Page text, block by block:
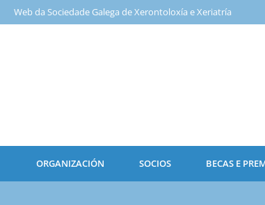
Web da Sociedade Galega de Xerontoloxía e Xeriatría
ORGANIZACIÓN SOCIOS BECAS E